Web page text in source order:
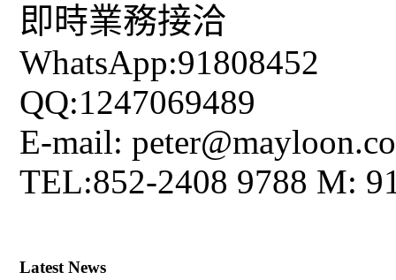
即時業務接洽
WhatsApp:91808452
QQ:1247069489
E-mail:
TEL:852-2408 9788 M:
Latest News